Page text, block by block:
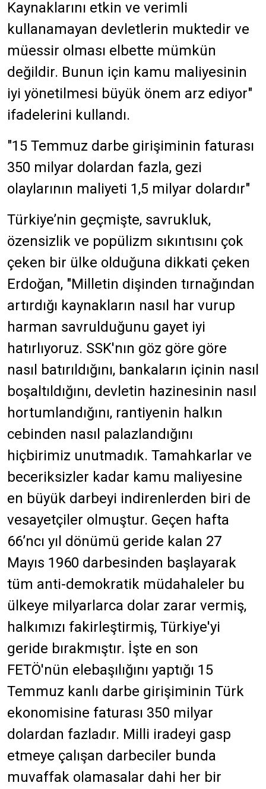
Kaynaklarını etkin ve verimli
kullanamayan devletlerin muktedir ve
müessir olması elbette mümkün
değildir. Bunun için kamu maliyesinin
iyi yönetilmesi büyük önem arz ediyor"
ifadelerini kullandı.
"15 Temmuz darbe girişiminin faturası
350 milyar dolardan fazla, gezi
olaylarının maliyeti 1,5 milyar dolardır"
Türkiye’nin geçmişte, savrukluk,
özensizlik ve popülizm sıkıntısını çok
çeken bir ülke olduğuna dikkati çeken
Erdoğan, "Milletin dişinden tırnağından
artırdığı kaynakların nasıl har vurup
harman savrulduğunu gayet iyi
hatırlıyoruz. SSK'nın göz göre göre
nasıl batırıldığını, bankaların içinin nasıl
boşaltıldığını, devletin hazinesinin nasıl
hortumlandığını, rantiyenin halkın
cebinden nasıl palazlandığını
hiçbirimiz unutmadık. Tamahkarlar ve
beceriksizler kadar kamu maliyesine
en büyük darbeyi indirenlerden biri de
vesayetçiler olmuştur. Geçen hafta
66’ncı yıl dönümü geride kalan 27
Mayıs 1960 darbesinden başlayarak
tüm anti-demokratik müdahaleler bu
ülkeye milyarlarca dolar zarar vermiş,
halkımızı fakirleştirmiş, Türkiye'yi
geride bırakmıştır. İşte en son
FETÖ'nün elebaşılığını yaptığı 15
Temmuz kanlı darbe girişiminin Türk
ekonomisine faturası 350 milyar
dolardan fazladır. Milli iradeyi gasp
etmeye çalışan darbeciler bunda
muvaffak olamasalar dahi her bir